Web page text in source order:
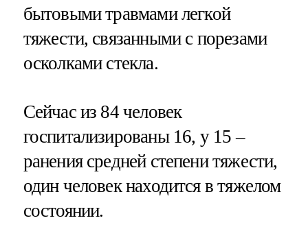
бытовыми травмами легкой
тяжести, связанными с порезами
осколками стекла.
Сейчас из 84 человек
госпитализированы 16, у 15 –
ранения средней степени тяжести,
один человек находится в тяжелом
состоянии.